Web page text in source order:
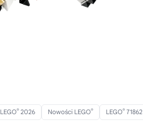
LEGO® 2026 Nowości LEGO® LEGO® 71862